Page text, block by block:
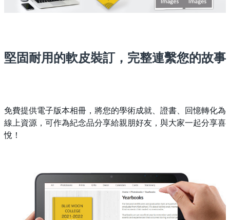
堅固耐用的軟皮裝訂，完整連繫您的故事
免費提供電子版本相冊，將您的學術成就、證書、回憶轉化為
線上資源，可作為紀念品分享給親朋好友，與大家一起分享喜
悅！